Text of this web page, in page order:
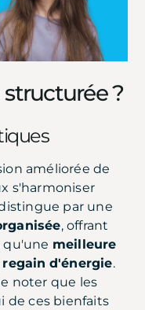
?
améliorée de
s'harmoniser
par une
, offrant
qu'une meilleure
regain d'énergie.
noter que les
de ces bienfaits